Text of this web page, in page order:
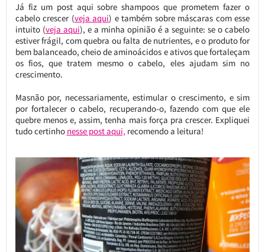
Já fiz um post aqui sobre shampoos que prometem fazer o
cabelo crescer (veja aqui) e também sobre máscaras com esse
intuito (veja aqui), e a minha opinião é a seguinte: se o cabelo
estiver frágil, com quebra ou falta de nutrientes, e o produto for
bem balanceado, cheio de aminoácidos e ativos que fortaleçam
os fios, que tratem mesmo o cabelo, eles ajudam sim no
crescimento.
Masnão por, necessariamente, estimular o crescimento, e sim
por fortalecer o cabelo, recuperando-o, fazendo com que ele
quebre menos e, assim, tenha mais força pra crescer. Expliquei
tudo certinho nesse post aqui, recomendo a leitura!